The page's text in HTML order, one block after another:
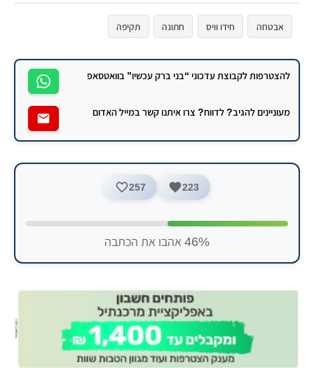
אבטחה חידו וויס חתונה תקיפה
להצטרפות לקבוצת עדכוני “בני ברק עכשיו” בוואטסאפ
מעוניינים להגיב? לדווח? צרו איתנו קשר במייל האדום
223
257
46% אהבו את הכתבה